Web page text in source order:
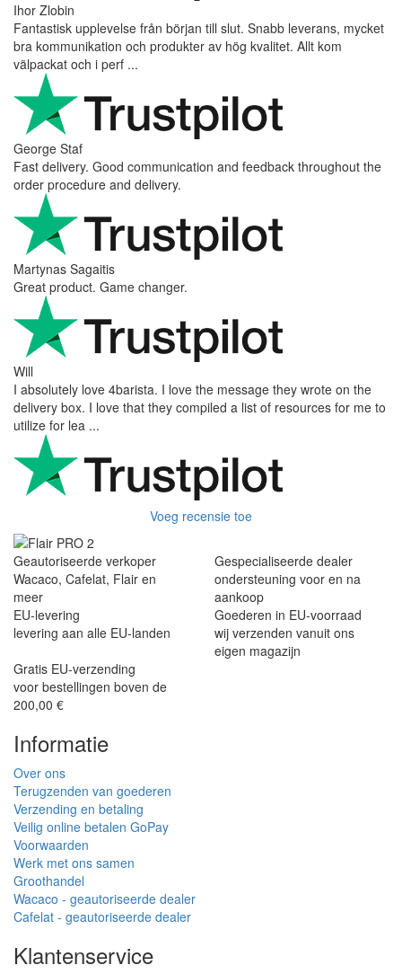
Ihor Zlobin
Fantastisk upplevelse från början till slut. Snabb leverans, mycket
bra kommunikation och produkter av hög kvalitet. Allt kom
välpackat och i perf ...
George Staf
Fast delivery. Good communication and feedback throughout the
order procedure and delivery.
Martynas Sagaitis
Great product. Game changer.
Will
I absolutely love 4barista. I love the message they wrote on the
delivery box. I love that they compiled a list of resources for me to
utilize for lea ...
Voeg recensie toe
Geautoriseerde verkoper
Wacaco, Cafelat, Flair en
meer
Gespecialiseerde dealer
ondersteuning voor en na
aankoop
EU-levering
levering aan alle EU-landen
Goederen in EU-voorraad
wij verzenden vanuit ons
eigen magazijn
Gratis EU-verzending
voor bestellingen boven de
200,00 €
Informatie
Over ons
Terugzenden van goederen
Verzending en betaling
Veilig online betalen GoPay
Voorwaarden
Werk met ons samen
Groothandel
Wacaco - geautoriseerde dealer
Cafelat - geautoriseerde dealer
Klantenservice